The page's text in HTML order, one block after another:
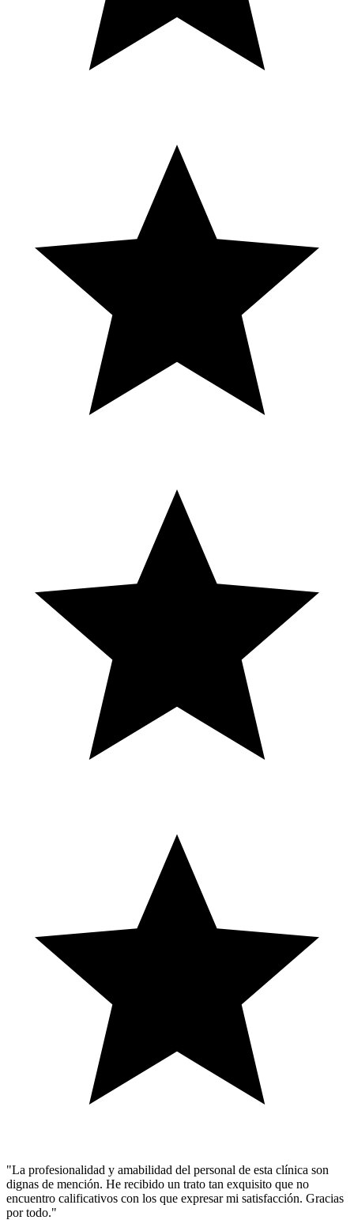
"La profesionalidad y amabilidad del personal de esta clínica son
dignas de mención. He recibido un trato tan exquisito que no
encuentro calificativos con los que expresar mi satisfacción. Gracias
por todo."